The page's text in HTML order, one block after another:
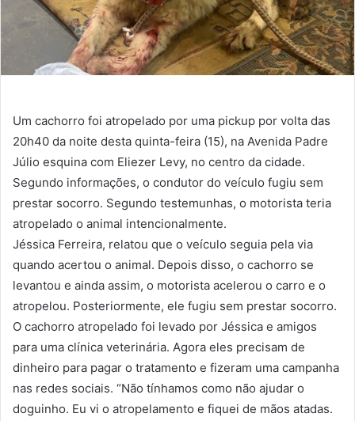
Um cachorro foi atropelado por uma pickup por volta das
20h40 da noite desta quinta-feira (15), na Avenida Padre
Júlio esquina com Eliezer Levy, no centro da cidade.
Segundo informações, o condutor do veículo fugiu sem
prestar socorro. Segundo testemunhas, o motorista teria
atropelado o animal intencionalmente.
Jéssica Ferreira, relatou que o veículo seguia pela via
quando acertou o animal. Depois disso, o cachorro se
levantou e ainda assim, o motorista acelerou o carro e o
atropelou. Posteriormente, ele fugiu sem prestar socorro.
O cachorro atropelado foi levado por Jéssica e amigos
para uma clínica veterinária. Agora eles precisam de
dinheiro para pagar o tratamento e fizeram uma campanha
nas redes sociais. “Não tínhamos como não ajudar o
doguinho. Eu vi o atropelamento e fiquei de mãos atadas.